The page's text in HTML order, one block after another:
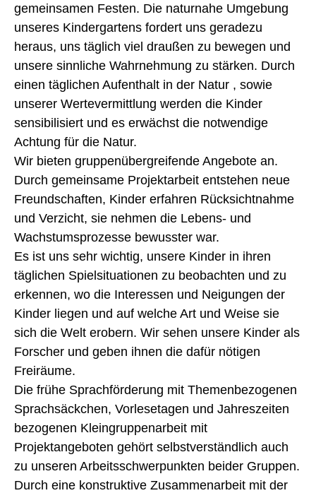
gemeinsamen Festen. Die naturnahe Umgebung
unseres Kindergartens fordert uns geradezu
heraus, uns täglich viel draußen zu bewegen und
unsere sinnliche Wahrnehmung zu stärken. Durch
einen täglichen Aufenthalt in der Natur , sowie
unserer Wertevermittlung werden die Kinder
sensibilisiert und es erwächst die notwendige
Achtung für die Natur.
Wir bieten gruppenübergreifende Angebote an.
Durch gemeinsame Projektarbeit entstehen neue
Freundschaften, Kinder erfahren Rücksichtnahme
und Verzicht, sie nehmen die Lebens- und
Wachstumsprozesse bewusster war.
Es ist uns sehr wichtig, unsere Kinder in ihren
täglichen Spielsituationen zu beobachten und zu
erkennen, wo die Interessen und Neigungen der
Kinder liegen und auf welche Art und Weise sie
sich die Welt erobern. Wir sehen unsere Kinder als
Forscher und geben ihnen die dafür nötigen
Freiräume.
Die frühe Sprachförderung mit Themenbezogenen
Sprachsäckchen, Vorlesetagen und Jahreszeiten
bezogenen Kleingruppenarbeit mit
Projektangeboten gehört selbstverständlich auch
zu unseren Arbeitsschwerpunkten beider Gruppen.
Durch eine konstruktive Zusammenarbeit mit der